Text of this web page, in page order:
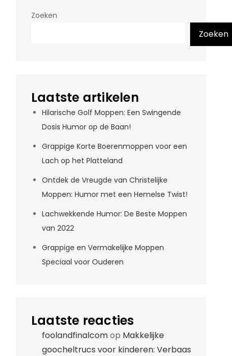
Zoeken
Zoeken
Laatste artikelen
Hilarische Golf Moppen: Een Swingende
Dosis Humor op de Baan!
Grappige Korte Boerenmoppen voor een
Lach op het Platteland
Ontdek de Vreugde van Christelijke
Moppen: Humor met een Hemelse Twist!
Lachwekkende Humor: De Beste Moppen
van 2022
Grappige en Vermakelijke Moppen
Speciaal voor Ouderen
Laatste reacties
foolandfinalcomop Makkelijke
goocheltrucs voor kinderen: Verbaas